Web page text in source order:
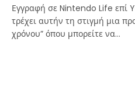
Εγγραφή σε Nintendo Life επί
τρέχει αυτήν τη στιγμή μια
χρόνου” όπου μπορείτε να…